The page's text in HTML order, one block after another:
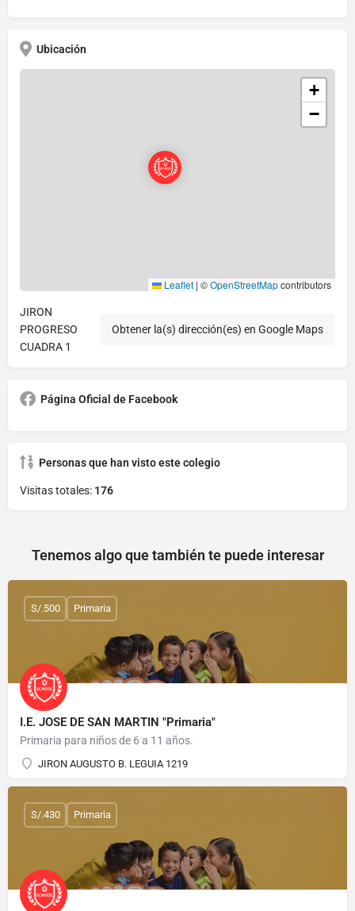
Ubicación
+
−
Leaflet | ©OpenStreetMapcontributors
JIRON
PROGRESO
CUADRA 1
Obtener la(s) dirección(es) en Google Maps
Página Oficial de Facebook
Personas que han visto este colegio
Visitas totales: 176
Tenemos algo que también te puede interesar
I.E. JOSE DE SAN MARTIN "Primaria"
Primaria para niños de 6 a 11 años.
JIRON AUGUSTO B. LEGUIA 1219
S/.500 Primaria
S/.430 Primaria